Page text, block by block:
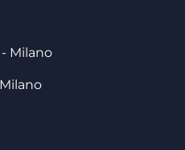
- Milano